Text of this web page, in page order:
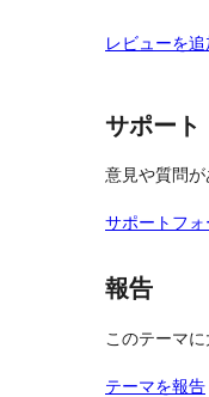
ーュ
ビ
レ
ュ
ー
星
ビ
ー
レビューを追
サポート
意見や質問
サポートフ
報告
このテーマ
テーマを報告